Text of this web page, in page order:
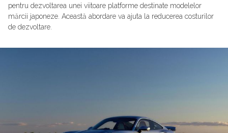
pentru dezvoltarea unei viitoare platforme destinate modelelor
mărcii japoneze. Această abordare va ajuta la reducerea costurilor
de dezvoltare.